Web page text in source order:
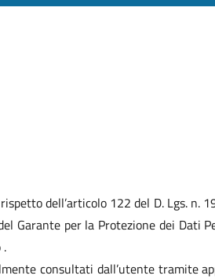
dell’articolo 122 del D. Lgs. n.
Garante per la Protezione dei Dati
.
consultati dall’utente tramite